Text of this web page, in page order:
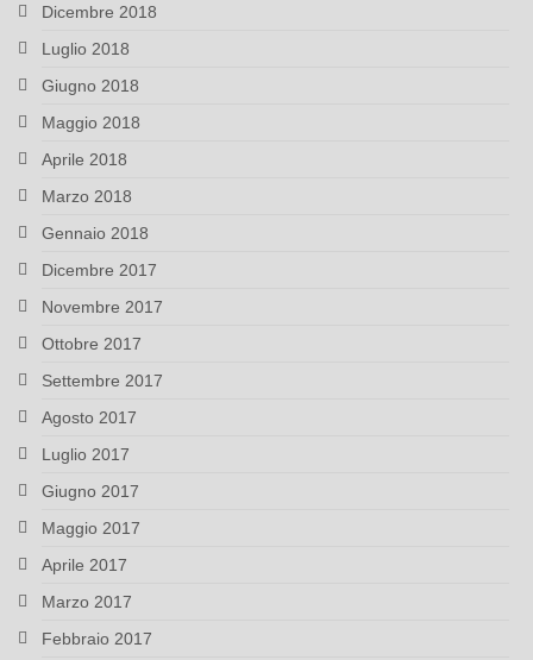
Dicembre 2018
Luglio 2018
Giugno 2018
Maggio 2018
Aprile 2018
Marzo 2018
Gennaio 2018
Dicembre 2017
Novembre 2017
Ottobre 2017
Settembre 2017
Agosto 2017
Luglio 2017
Giugno 2017
Maggio 2017
Aprile 2017
Marzo 2017
Febbraio 2017